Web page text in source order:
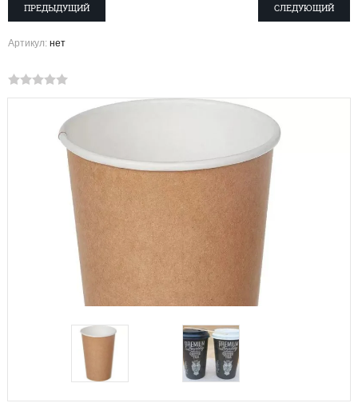
ПРЕДЫДУЩИЙ СЛЕДУЮЩИЙ
Артикул: нет